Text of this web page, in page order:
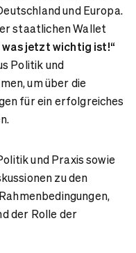
und Europa.
staatlichen Wallet
was jetzt wichtig ist!“
Politik und
um über die
für ein erfolgreiches
und Praxis sowie
zu den
der Rolle der